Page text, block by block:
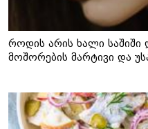
როდის არის ხალი საშიში
მოშორების მარტივი და